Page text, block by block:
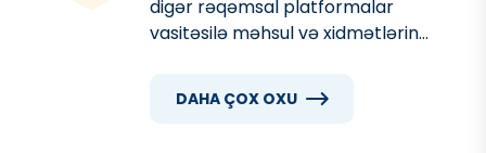
digər rəqəmsal platformalar
vasitəsilə məhsul və xidmətlərin
artırılması məqsədini daşıyan
DAHA ÇOX OXU